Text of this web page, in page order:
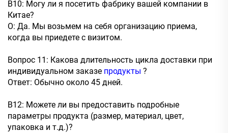
В10: Могу ли я посетить фабрику вашей компании в
Китае?
О: Да. Мы возьмем на себя организацию приема,
когда вы приедете с визитом.
Вопрос 11: Какова длительность цикла доставки при
индивидуальном заказе продукты ?
Ответ: Обычно около 45 дней.
В12: Можете ли вы предоставить подробные
параметры продукта (размер, материал, цвет,
упаковка и т.д.)?